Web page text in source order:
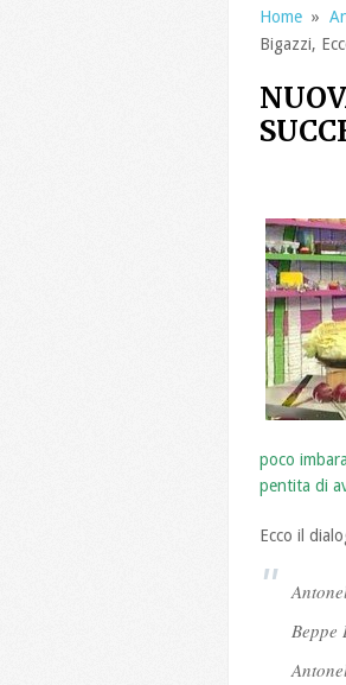
Home»
Bigazzi,
poco
pentita di
Ecco il
Beppe